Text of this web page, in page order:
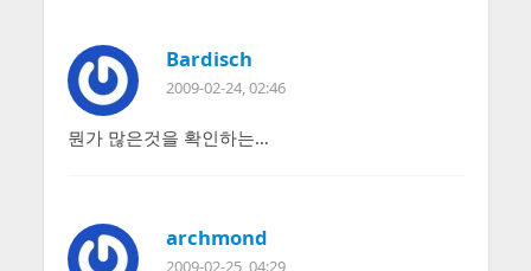
Bardisch
2009-02-24, 02:46
뭔가 많은것을 확인하는…
archmond
2009-02-25, 04:29